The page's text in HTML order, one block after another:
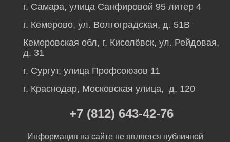
г. Самара, улица Санфировой 95 литер 4
г. Кемерово, ул. Волгоградская, д. 51В
Кемеровская обл, г. Киселёвск, ул. Рейдовая,
д. 31
г. Сургут, улица Профсоюзов 11
г. Краснодар, Московская улица, д. 120
+7 (812) 643-42-76
Информация на сайте не является публичной